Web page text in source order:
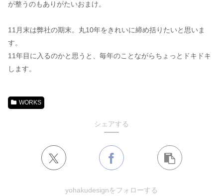
が整うのもありがたいおまけ。
11月末は弊社の期末。丸10年をきれいに締め括りたいと思いま
す。
11年目に入るのかと思うと、毎年のことながらちょっとドキドキ
します。
WORKS
シェアする
yohakudesignをフォローする